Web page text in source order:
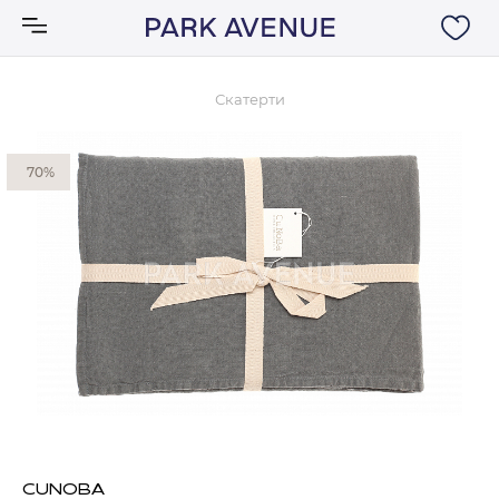
Ковры
Мебель
Свет
Акции
Скатерти
70%
CUNOBA